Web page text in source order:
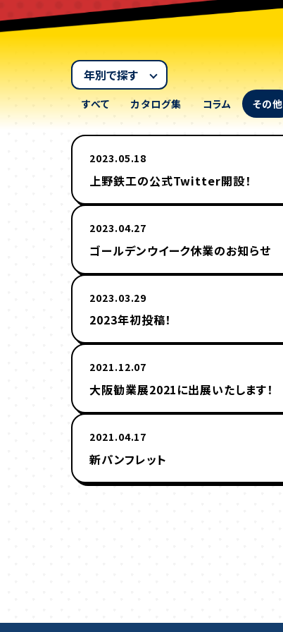
年を選択
すべて カタログ集 コラム その他
2023.05.18
上野鉄工の公式Twitter開設！
2023.04.27
ゴールデンウイーク休業のお知らせ
2023.03.29
2023年初投稿！
2021.12.07
大阪勧業展2021に出展いたします！
2021.04.17
新パンフレット